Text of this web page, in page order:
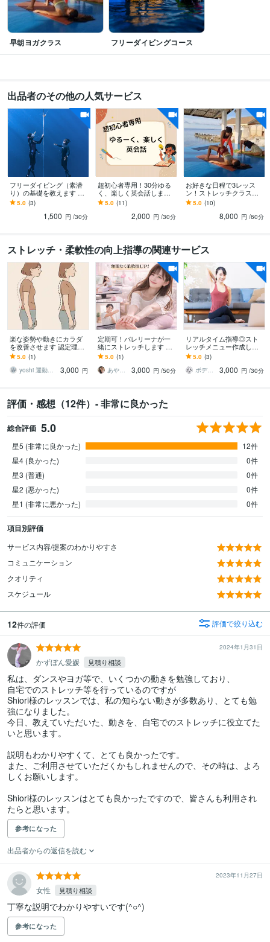
早朝ヨガクラス フリーダイビングコース
出品者のその他の人気サービス
フリーダイビング（素潜
り）の基礎を教えます フ
リーダイビングインスト
ラクターから、楽しく学
5.0 (3)
1,500 円 /30分
超初心者専用！30分ゆる
く、楽しく英会話します
英語落ちこぼれだった私
⇒現在海外生活中！経験
をシェアします！
5.0 (11)
2,000 円 /30分
お好きな日程で3レッス
ン！ストレッチクラスを
します 〇45分〇呼吸重視
のストレッチ体験クラ
5.0 (10)
8,000 円 /60分
ストレッチ・柔軟性の向上指導の関連サービス
楽な姿勢や動きにカラダ
を改善させます 認定理学
療法士が指導する、正常
なカラダの使い方と姿勢
改善
5.0 (1)
yoshi 運動器認定理学療法士
3,000 円
定期可！バレリーナが一
緒にストレッチします 体
が硬い方・運動不足の
方・バレエ初心者の方向
け柔軟レッスン
5.0 (1)
あやの部屋♥
3,000 円 /50分
リアルタイム指導◎スト
レッチメニュー作成しま
す ビデオ通話でストレッ
チ指導＆フォームチェッ
ク
5.0 (3)
ボディトレーナーSHIORI
3,000 円 /30分
評価・感想（12件）- 非常に良かった
総合評価 5.0
星5 (非常に良かった)
12件
星4 (良かった)
0件
星3 (普通)
0件
星2 (悪かった)
0件
星1 (非常に悪かった)
0件
項目別評価
サービス内容/提案のわかりやすさ
コミュニケーション
クオリティ
スケジュール
12件の評価 評価で絞り込む
2024年1月31日
かずぼん愛媛 見積り相談
私は、ダンスやヨガ等で、いくつかの動きを勉強しており、
自宅でのストレッチ等を行っているのですが
Shiori様のレッスンでは、私の知らない動きが多数あり、とても勉
強になりました。
今日、教えていただいた、動きを、自宅でのストレッチに役立てた
いと思います。
説明もわかりやすくて、とても良かったです。
また、ご利用させていただくかもしれませんので、その時は、よろ
しくお願いします。
Shiori様のレッスンはとても良かったですので、皆さんも利用され
たらと思います。
参考になった
出品者からの返信を読む
2023年11月27日
女性 見積り相談
丁寧な説明でわかりやすいです(^○^)
参考になった